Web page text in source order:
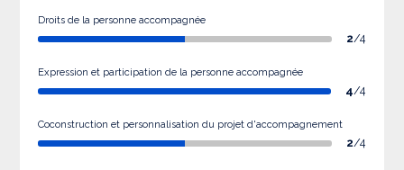
Droits de la personne accompagnée
2/4
Expression et participation de la personne accompagnée
4/4
Coconstruction et personnalisation du projet d'accompagnement
2/4